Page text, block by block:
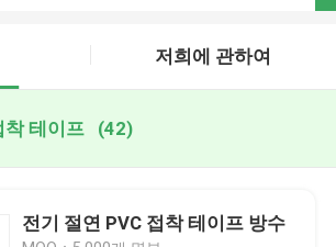
저희에 관하여
착 테이프 (42)
전기 절연 PVC 접착 테이프 방수